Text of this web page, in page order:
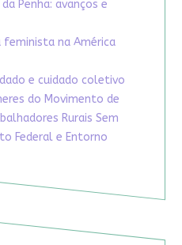
Penha: avanços e
na América
e cuidado coletivo
do Movimento de
Rurais Sem
Federal e Entorno